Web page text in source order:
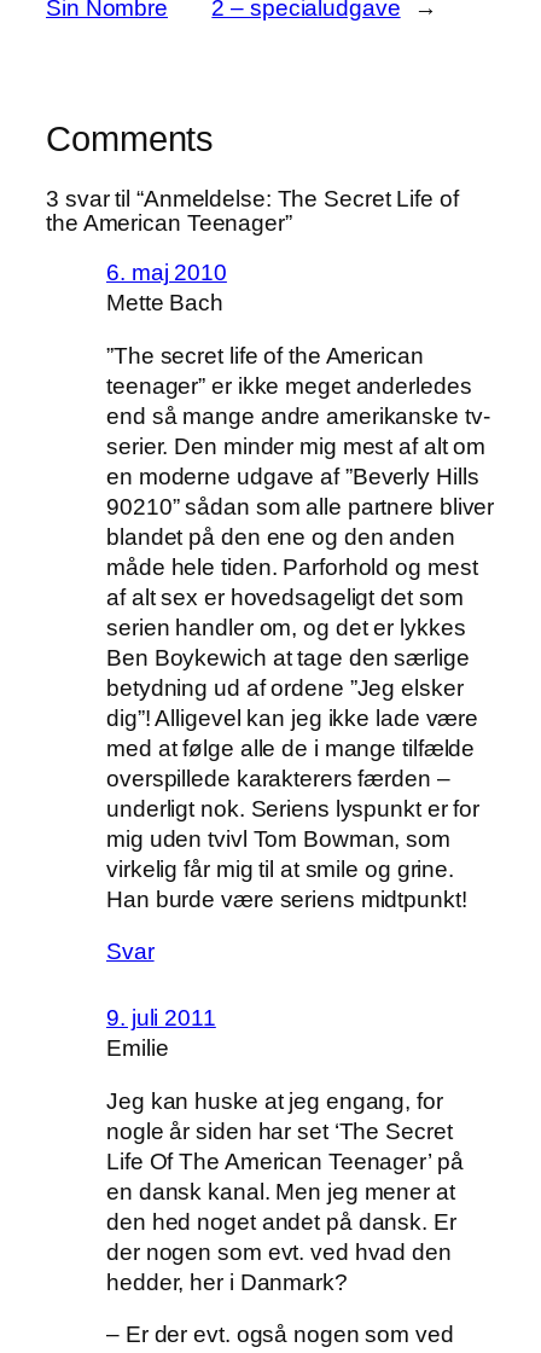
Sin Nombre 2 – specialudgave →
Comments
3 svar til “Anmeldelse: The Secret Life of
the American Teenager”
6. maj 2010
Mette Bach
”The secret life of the American
teenager” er ikke meget anderledes
end så mange andre amerikanske tv-
serier. Den minder mig mest af alt om
en moderne udgave af ”Beverly Hills
90210” sådan som alle partnere bliver
blandet på den ene og den anden
måde hele tiden. Parforhold og mest
af alt sex er hovedsageligt det som
serien handler om, og det er lykkes
Ben Boykewich at tage den særlige
betydning ud af ordene ”Jeg elsker
dig”! Alligevel kan jeg ikke lade være
med at følge alle de i mange tilfælde
overspillede karakterers færden –
underligt nok. Seriens lyspunkt er for
mig uden tvivl Tom Bowman, som
virkelig får mig til at smile og grine.
Han burde være seriens midtpunkt!
Svar
9. juli 2011
Emilie
Jeg kan huske at jeg engang, for
nogle år siden har set ‘The Secret
Life Of The American Teenager’ på
en dansk kanal. Men jeg mener at
den hed noget andet på dansk. Er
der nogen som evt. ved hvad den
hedder, her i Danmark?
– Er der evt. også nogen som ved